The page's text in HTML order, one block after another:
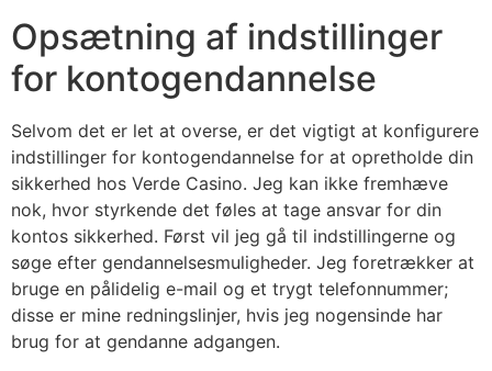
Opsætning af indstillinger
for kontogendannelse
Selvom det er let at overse, er det vigtigt at konfigurere
indstillinger for kontogendannelse for at opretholde din
sikkerhed hos Verde Casino. Jeg kan ikke fremhæve
nok, hvor styrkende det føles at tage ansvar for din
kontos sikkerhed. Først vil jeg gå til indstillingerne og
søge efter gendannelsesmuligheder. Jeg foretrækker at
bruge en pålidelig e-mail og et trygt telefonnummer;
disse er mine redningslinjer, hvis jeg nogensinde har
brug for at gendanne adgangen.